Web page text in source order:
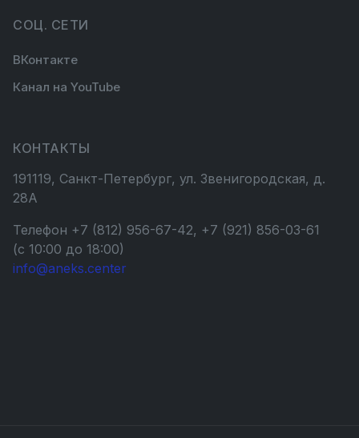
СОЦ. СЕТИ
ВКонтакте
Канал на YouTube
КОНТАКТЫ
191119, Санкт-Петербург, ул. Звенигородская, д.
28А
Телефон +7 (812) 956-67-42, +7 (921) 856-03-61
(с 10:00 до 18:00)
info@aneks.center